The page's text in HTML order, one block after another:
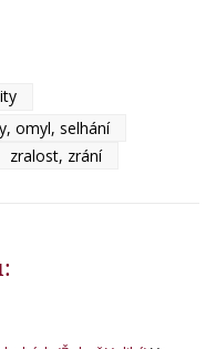
omyl, selhání
zralost, zrání